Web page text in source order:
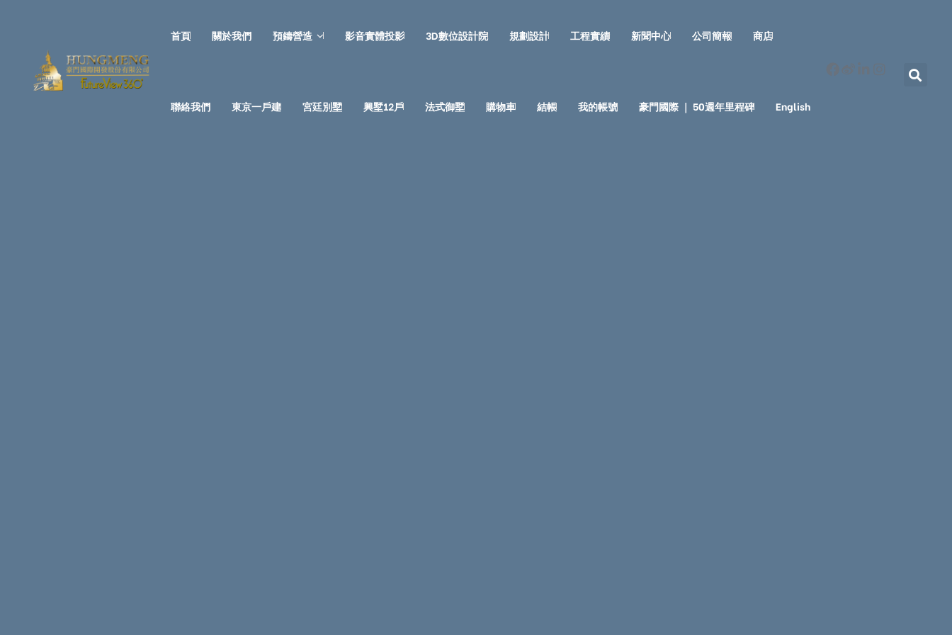
首頁 關於我們 預鑄營造 影音實體投影 3D數位設計院 規劃設計 工程實績 新聞中心 公司簡報 商店
聯絡我們 東京一戶建 宮廷別墅 興墅12戶 法式御墅 購物車 結帳 我的帳號 豪門國際 ｜ 50週年里程碑 English